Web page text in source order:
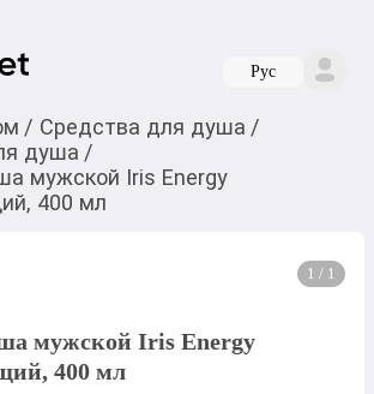
Руc
/ Средства для душа /
душа /
мужской Iris Energy
400 мл
1 / 1
мужской Iris Energy
400 мл